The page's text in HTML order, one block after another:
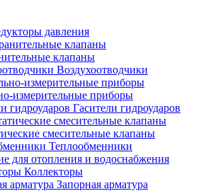
давления
клапаны
Воздухоотводчики
измерительные приборы
Гасители гидроударов
смесительные клапаны
Теплообменники
для отопления и водоснабжения
Коллекторы
Запорная арматура